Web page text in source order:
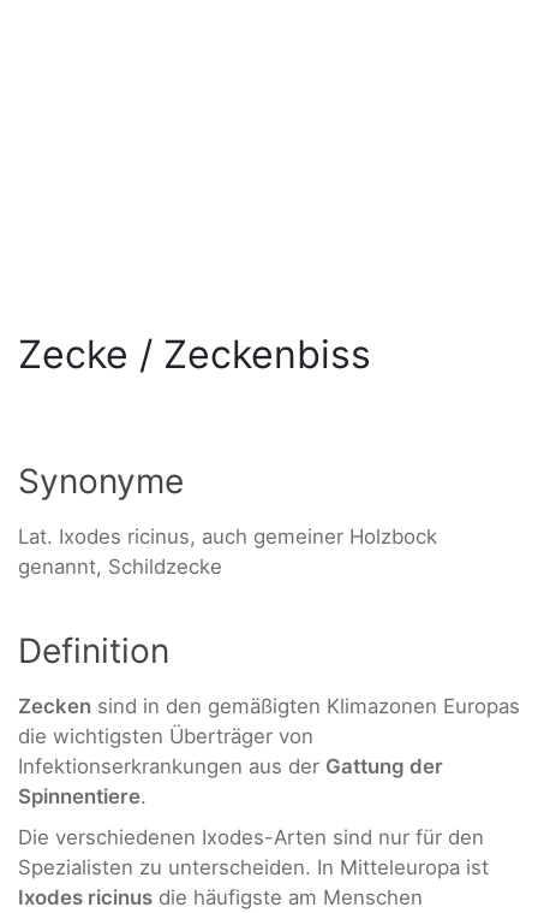
Zecke / Zeckenbiss
Synonyme
Lat. Ixodes ricinus, auch gemeiner Holzbock
genannt, Schildzecke
Definition
Zecken sind in den gemäßigten Klimazonen Europas
die wichtigsten Überträger von
Infektionserkrankungen aus der Gattung der
Spinnentiere.
Die verschiedenen Ixodes-Arten sind nur für den
Spezialisten zu unterscheiden. In Mitteleuropa ist
Ixodes ricinus die häufigste am Menschen